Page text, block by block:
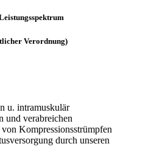
Verordnung)
u. intramuskulär
und verabreichen
Kompressionsstrümpfen
durch unseren